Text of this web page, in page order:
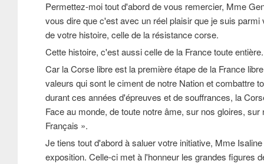
Permettez-moi tout d'abord de vous remercier, Mme
vous dire que c'est avec un réel plaisir que je suis
de votre histoire, celle de la résistance corse.
Cette histoire, c'est aussi celle de la France toute entière.
Car la Corse libre est la première étape de la France
valeurs qui sont le ciment de notre Nation et combattre
durant ces années d'épreuves et de souffrances, la
Face au monde, de toute notre âme, sur nos gloires,
Français ».
Je tiens tout d'abord à saluer votre initiative, Mme
exposition. Celle-ci met à l'honneur les grandes figures